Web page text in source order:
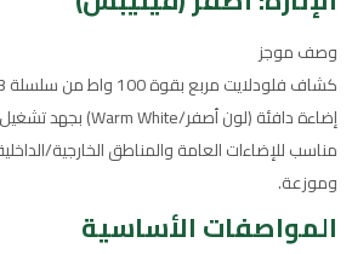
وصف موجز
مناسب للإضاءات العامة والمناطق الخارجية/
وموزعة.
المواصفات الأساسية